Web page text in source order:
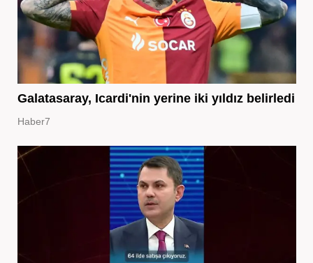
Galatasaray, Icardi'nin yerine iki yıldız belirledi
Haber7